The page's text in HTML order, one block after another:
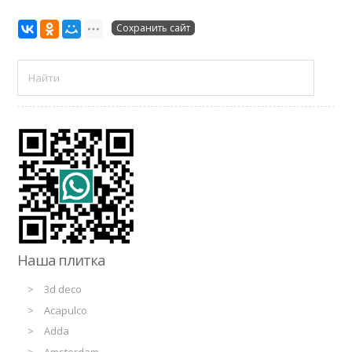
Сохранить сайт
Наша плитка
3d deco
Acapulco
Adda